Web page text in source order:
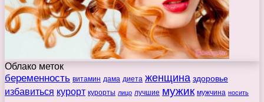
Облако меток
беременность витамин дама диета женщина здоровье
избавиться курорт курорты лицо лучшие мужик мужчина носить